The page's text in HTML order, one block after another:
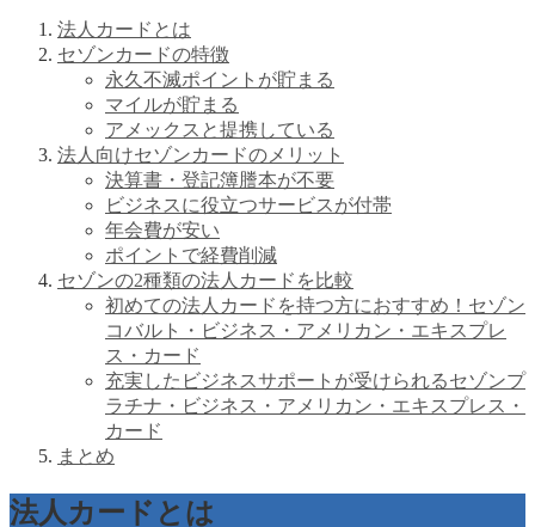
法人カードとは
セゾンカードの特徴
永久不滅ポイントが貯まる
マイルが貯まる
アメックスと提携している
法人向けセゾンカードのメリット
決算書・登記簿謄本が不要
ビジネスに役立つサービスが付帯
年会費が安い
ポイントで経費削減
セゾンの2種類の法人カードを比較
初めての法人カードを持つ方におすすめ！セゾン
コバルト・ビジネス・アメリカン・エキスプレ
ス・カード
充実したビジネスサポートが受けられるセゾンプ
ラチナ・ビジネス・アメリカン・エキスプレス・
カード
まとめ
法人カードとは